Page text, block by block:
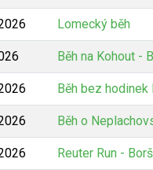
Lomecký běh
Běh na Kohout -
Běh bez hodinek
Běh o
Reuter Run -